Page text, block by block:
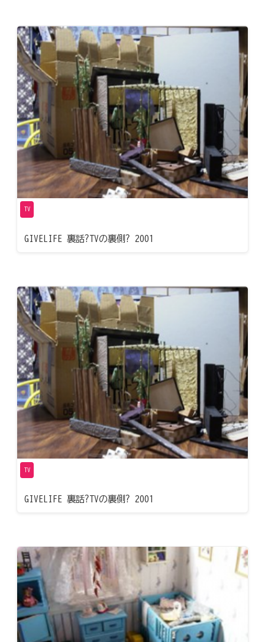
TV
GIVELIFE 裏話?TVの裏側? 2001
TV
GIVELIFE 裏話?TVの裏側? 2001